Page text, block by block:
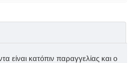
είναι κατόπιν παραγγελίας και ο